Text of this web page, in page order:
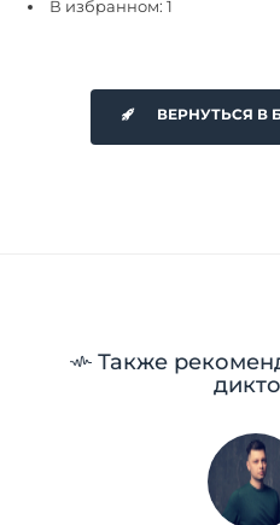
В избранном: 1
ВЕРНУТЬСЯ В
Также